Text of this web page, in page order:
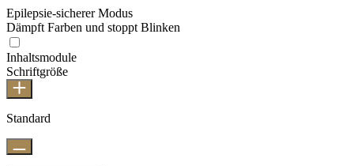
Epilepsie-sicherer Modus
Dämpft Farben und stoppt Blinken
Inhaltsmodule
Schriftgröße
Standard